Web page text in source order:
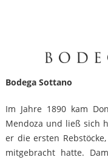
Bodega Sottano
Im Jahre 1890 kam
Mendoza und ließ sich
er die ersten
mitgebracht hatte.